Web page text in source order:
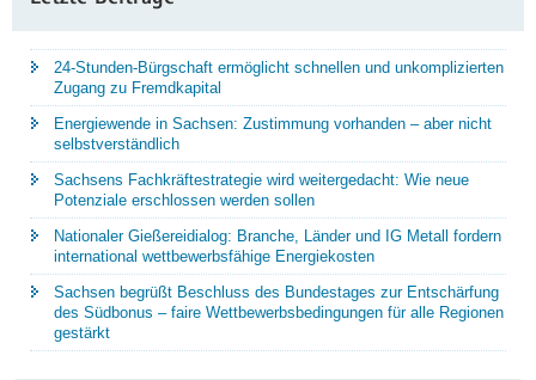
24-Stunden-Bürgschaft ermöglicht schnellen und unkomplizierten
Zugang zu Fremdkapital
Energiewende in Sachsen: Zustimmung vorhanden – aber nicht
selbstverständlich
Sachsens Fachkräftestrategie wird weitergedacht: Wie neue
Potenziale erschlossen werden sollen
Nationaler Gießereidialog: Branche, Länder und IG Metall fordern
international wettbewerbsfähige Energiekosten
Sachsen begrüßt Beschluss des Bundestages zur Entschärfung
des Südbonus – faire Wettbewerbsbedingungen für alle Regionen
gestärkt